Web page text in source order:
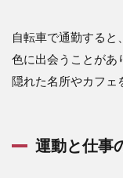
自転車で通勤する
色に出会うことがあ
隠れた名所やカフェ
運動と仕事